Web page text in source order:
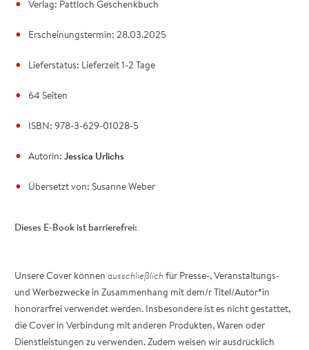
Verlag: Pattloch Geschenkbuch
Übersetzt von: Susanne Weber
Erscheinungstermin: 28.03.2025
Lieferstatus: Lieferzeit 1-2 Tage
ISBN: 978-3-629-01028-5
64 Seiten
Autorin: Jessica Urlichs
Dieses E-Book ist barrierefrei:
Unsere Cover können ausschließlich für Presse-, Veranstaltungs-
und Werbezwecke in Zusammenhang mit dem/r Titel/Autor*in
honorarfrei verwendet werden. Insbesondere ist es nicht gestattet,
die Cover in Verbindung mit anderen Produkten, Waren oder
Dienstleistungen zu verwenden. Zudem weisen wir ausdrücklich